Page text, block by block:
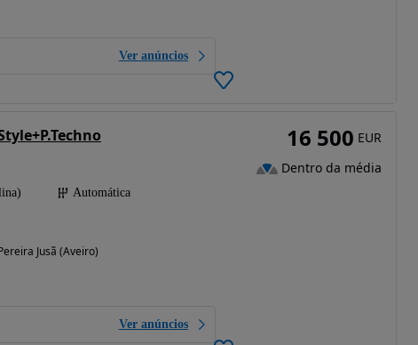
Ver anúncios
Automática
Jusã (Aveiro)
Ver anúncios
16 500 EUR
Dentro da média